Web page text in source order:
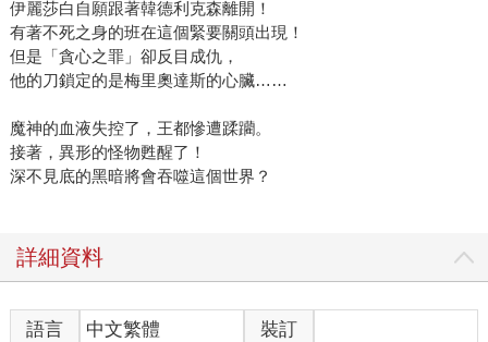
伊麗莎白自願跟著韓德利克森離開！
有著不死之身的班在這個緊要關頭出現！
但是「貪心之罪」卻反目成仇，
他的刀鎖定的是梅里奧達斯的心臟……
魔神的血液失控了，王都慘遭蹂躪。
接著，異形的怪物甦醒了！
深不見底的黑暗將會吞噬這個世界？
詳細資料
語言 中文繁體
裝訂